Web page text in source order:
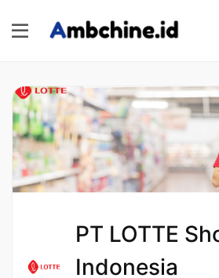
PT LOTTE
Indonesia